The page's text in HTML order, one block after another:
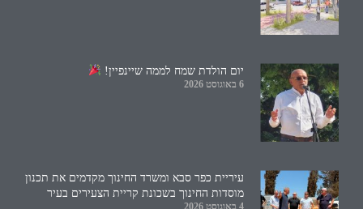
יום הולדת שמח לממה שיינפיין!
6 באוגוסט 2026
עיריית כפר סבא ומשרד החינוך מקדמים את תכנון
מוסדות החינוך בשכונת קריית הצעירים בעיר
4 באוגוסט 2026